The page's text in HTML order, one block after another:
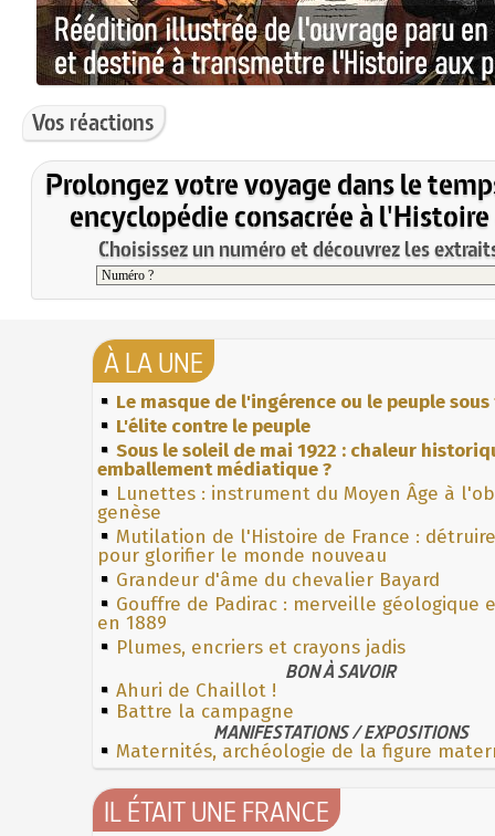
Vos réactions
Prolongez votre voyage dans le
encyclopédie consacrée à l'Histoire
Choisissez un numéro et découvrez les
À LA UNE
Le masque de l'ingérence ou le peuple
L'élite contre le peuple
Sous le soleil de mai 1922 : chaleur
emballement médiatique ?
Lunettes : instrument du Moyen Âge à
genèse
Mutilation de l'Histoire de France :
pour glorifier le monde nouveau
Grandeur d'âme du chevalier Bayard
Gouffre de Padirac : merveille géologique
en 1889
Plumes, encriers et crayons jadis
BON À SAVOIR
Ahuri de Chaillot !
Battre la campagne
MANIFESTATIONS / EXPOSITIONS
Maternités, archéologie de la figure
IL ÉTAIT UNE FRANCE